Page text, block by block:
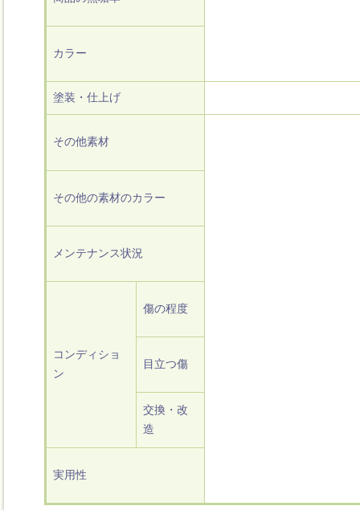
カラー
塗装・仕上げ
その他素材
その他の素材のカラー
メンテナンス状況
コンディショ
ン
傷の程度
目立つ傷
交換・改
造
実用性